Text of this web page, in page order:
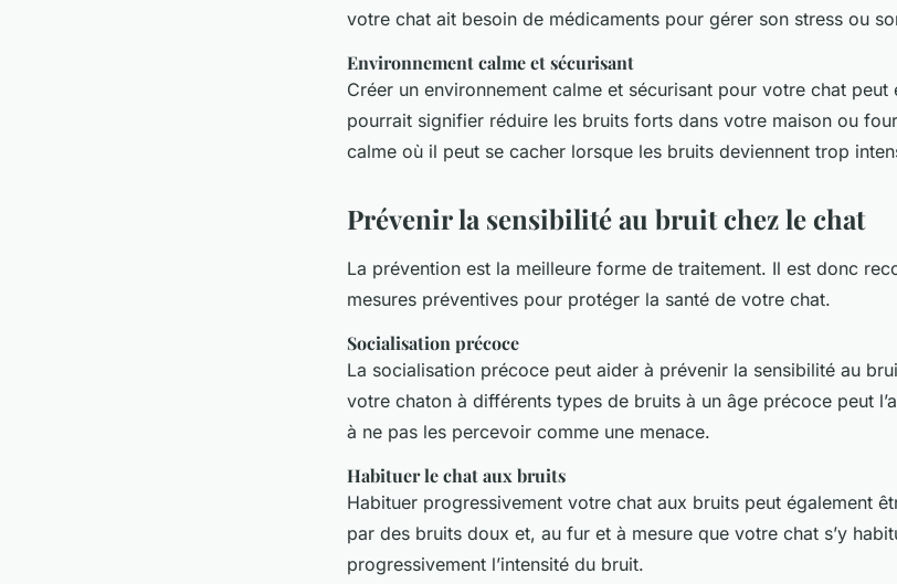
votre chat ait besoin de médicaments pour gérer son stress ou
Environnement calme et sécurisant
Créer un environnement calme et sécurisant pour votre chat peut
pourrait signifier réduire les bruits forts dans votre maison ou
calme où il peut se cacher lorsque les bruits deviennent trop
Prévenir la sensibilité au bruit chez le chat
La prévention est la meilleure forme de traitement. Il est donc
mesures préventives pour protéger la santé de votre chat.
Socialisation précoce
La socialisation précoce peut aider à prévenir la sensibilité au
votre chaton à différents types de bruits à un âge précoce peut
à ne pas les percevoir comme une menace.
Habituer le chat aux bruits
Habituer progressivement votre chat aux bruits peut également
par des bruits doux et, au fur et à mesure que votre chat s’y
progressivement l’intensité du bruit.